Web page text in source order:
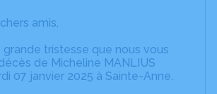
amis,
grande tristesse que nous vous
de Micheline MANLIUS
07 janvier 2025 à Sainte-Anne.